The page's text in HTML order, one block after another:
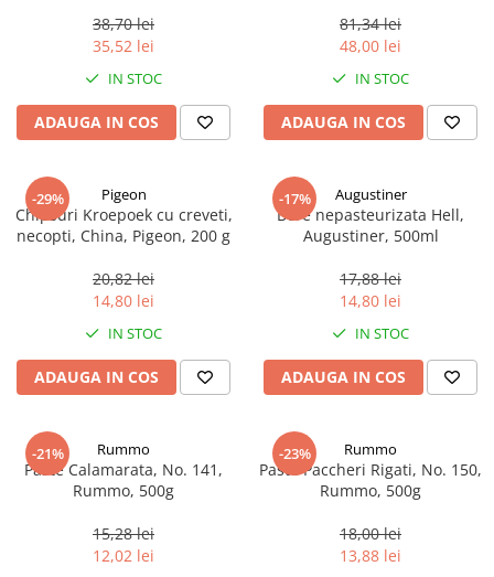
38,70 lei
35,52 lei
IN STOC
ADAUGA IN COS
81,34 lei
48,00 lei
IN STOC
ADAUGA IN COS
-29% Pigeon
Chipsuri Kroepoek cu creveti,
necopti, China, Pigeon, 200 g
20,82 lei
14,80 lei
IN STOC
ADAUGA IN COS
-17% Augustiner
Bere nepasteurizata Hell,
Augustiner, 500ml
17,88 lei
14,80 lei
IN STOC
ADAUGA IN COS
-21% Rummo
Paste Calamarata, No. 141,
Rummo, 500g
15,28 lei
12,02 lei
-23% Rummo
Paste Paccheri Rigati, No. 150,
Rummo, 500g
18,00 lei
13,88 lei